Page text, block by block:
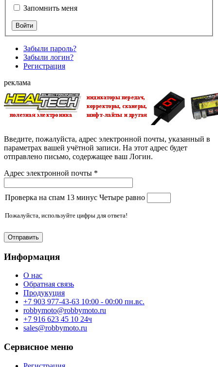
Запомнить меня
Забыли пароль?
Забыли логин?
Регистрация
реклама
Введите, пожалуйста, адрес электронной почты, указанный в
параметрах вашей учётной записи. На этот адрес будет
отправлено письмо, содержащее ваш Логин.
Адрес электронной почты *
Проверка на спам 13 минус Четыре равно
Пожалуйста, используйте цифры для ответа!
Отправить
Информация
О нас
Обратная связь
Продукуция
+7 903 977-43-63 10:00 - 00:00 пн.вс.
robbymoto@robbymoto.ru
+7 916 623 45 10 24ч
sales@robbymoto.ru
Сервисное меню